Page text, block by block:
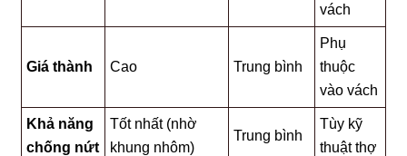
vách
Giá thành Cao Trung bình
Phụ
thuộc
vào vách
Khả năng
chống nứt
Tốt nhất (nhờ
khung nhôm)
Trung bình
Tùy kỹ
thuật thợ